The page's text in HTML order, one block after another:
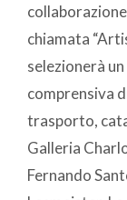
chiamata
selezionerà
comprensiva
trasporto,
Galleria
Fernando